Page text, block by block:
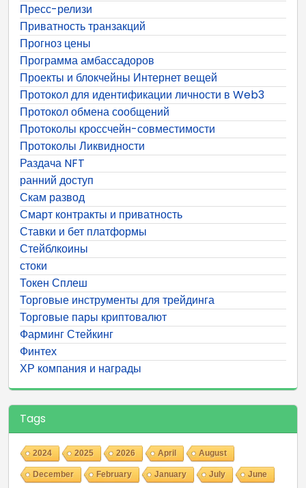
Пресс-релизи
Приватность транзакций
Прогноз цены
Программа амбассадоров
Проекты и блокчейны Интернет вещей
Протокол для идентификации личности в Web3
Протокол обмена сообщений
Протоколы кроссчейн-совместимости
Протоколы Ликвидности
Раздача NFT
ранний доступ
Скам развод
Смарт контракты и приватность
Ставки и бет платформы
Стейблкоины
стоки
Токен Сплеш
Торговые инструменты для трейдинга
Торговые пары криптовалют
Фарминг Стейкинг
Финтех
ХР компания и награды
Tags
2024 2025 2026 April August
December February January July June